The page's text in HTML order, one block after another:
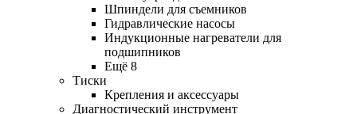
Шпиндели для съемников
Гидравлические насосы
Индукционные нагреватели для
подшипников
Ещё 8
Тиски
Крепления и аксессуары
Диагностический инструмент